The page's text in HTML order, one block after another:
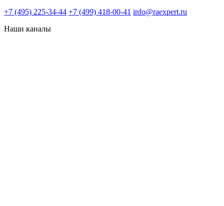
+7 (495) 225-34-44 +7 (499) 418-00-41 info@raexpert.ru
Наши каналы